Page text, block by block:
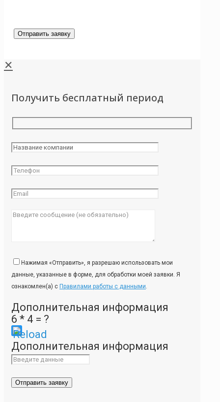
✕
Получить бесплатный период
Нажимая «Отправить», я разрешаю использовать мои
данные, указанные в форме, для обработки моей заявки. Я
ознакомлен(а) с Правилами работы с данными.
Дополнительная информация
6 * 4 = ?
Please
enter
characters
Дополнительная информация